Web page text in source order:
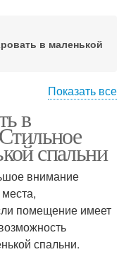
в маленькой
на подиуме
Кровати в спальню
Показать все
в
спальни
внимание
помещение имеет
спальни.